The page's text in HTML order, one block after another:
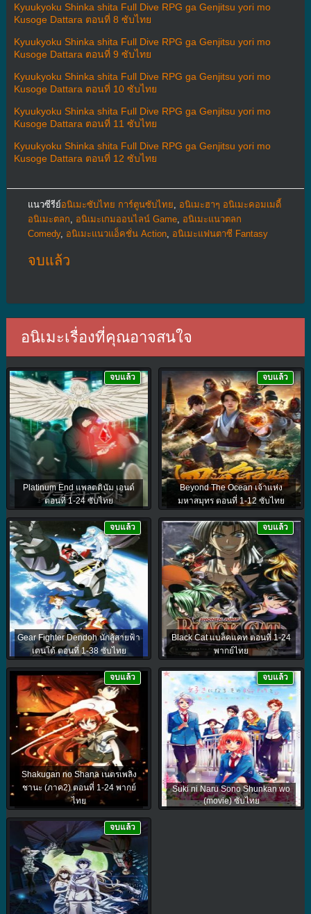
Kyuukyoku Shinka shita Full Dive RPG ga Genjitsu yori mo
Kusoge Dattara ตอนที่ 8 ซับไทย
Kyuukyoku Shinka shita Full Dive RPG ga Genjitsu yori mo
Kusoge Dattara ตอนที่ 9 ซับไทย
Kyuukyoku Shinka shita Full Dive RPG ga Genjitsu yori mo
Kusoge Dattara ตอนที่ 10 ซับไทย
Kyuukyoku Shinka shita Full Dive RPG ga Genjitsu yori mo
Kusoge Dattara ตอนที่ 11 ซับไทย
Kyuukyoku Shinka shita Full Dive RPG ga Genjitsu yori mo
Kusoge Dattara ตอนที่ 12 ซับไทย
แนวซีรีย์อนิเมะซับไทย การ์ตูนซับไทย
อนิเมะฮาๆ อนิเมะคอมเมดี้
อนิเมะตลก
อนิเมะเกมออนไลน์ Game, อนิเมะแนวตลก
Comedy, อนิเมะแนวแอ็คชั่น Action, อนิเมะแฟนตาซี Fantasy
จบแล้ว
อนิเมะเรื่องที่คุณอาจสนใจ
Platinum End แพลตตินัม เอนด์
ตอนที่ 1-24 ซับไทย
จบแล้ว
Beyond The Ocean เจ้าแห่ง
มหาสมุทร ตอนที่ 1-12 ซับไทย
จบแล้ว
Gear Fighter Dendoh นักสู้สายฟ้า
เดนโด้ ตอนที่ 1-38 ซับไทย
จบแล้ว
Black Cat แบล็คแคท ตอนที่ 1-24
พากย์ไทย
จบแล้ว
Shakugan no Shana เนตรเพลิง
ชานะ (ภาค2) ตอนที่ 1-24 พากย์
ไทย
จบแล้ว
Suki ni Naru Sono Shunkan wo
(movie) ซับไทย
จบแล้ว
จบแล้ว